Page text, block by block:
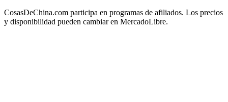
CosasDeChina.com participa en programas de afiliados. Los precios
y disponibilidad pueden cambiar en MercadoLibre.